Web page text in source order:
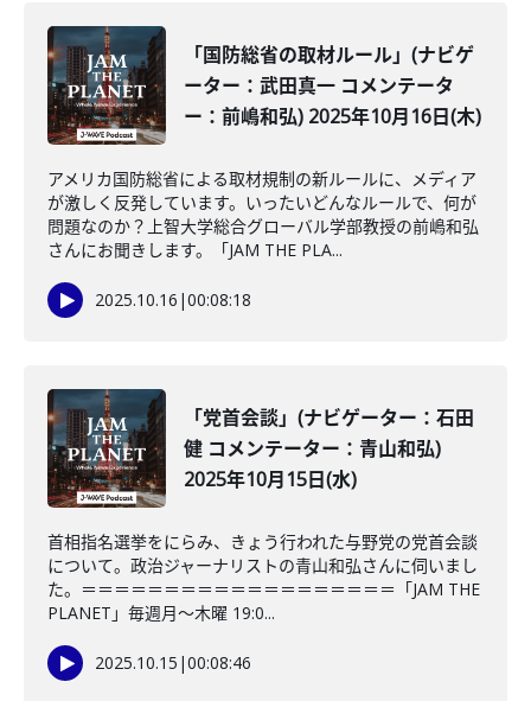
「国防総省の取材ルール」(ナビゲ
ーター：武田真一 コメンテータ
ー：前嶋和弘) 2025年10月16日(木)
アメリカ国防総省による取材規制の新ルールに、メディア
が激しく反発しています。いったいどんなルールで、何が
問題なのか？上智大学総合グローバル学部教授の前嶋和弘
さんにお聞きします。「JAM THE PLA...
2025.10.16 |00:08:18
「党首会談」(ナビゲーター：石田
健 コメンテーター：青山和弘)
2025年10月15日(水)
首相指名選挙をにらみ、きょう行われた与野党の党首会談
について。政治ジャーナリストの青山和弘さんに伺いまし
た。＝＝＝＝＝＝＝＝＝＝＝＝＝＝＝＝＝＝＝「JAM THE
PLANET」毎週月～木曜 19:0...
2025.10.15 |00:08:46